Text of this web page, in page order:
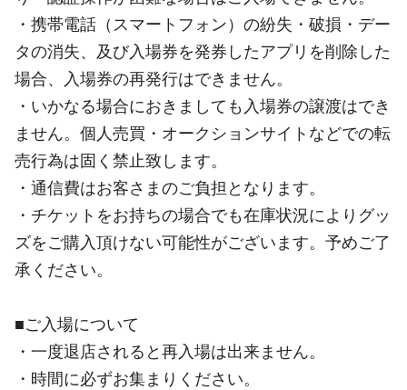
・携帯電話（スマートフォン）の紛失・破損・デー
タの消失、及び入場券を発券したアプリを削除した
場合、入場券の再発行はできません。
・いかなる場合におきましても入場券の譲渡はでき
ません。個人売買・オークションサイトなどでの転
売行為は固く禁止致します。
・通信費はお客さまのご負担となります。
・チケットをお持ちの場合でも在庫状況によりグッ
ズをご購入頂けない可能性がございます。予めご了
承ください。
■ご入場について
・一度退店されると再入場は出来ません。
・時間に必ずお集まりください。